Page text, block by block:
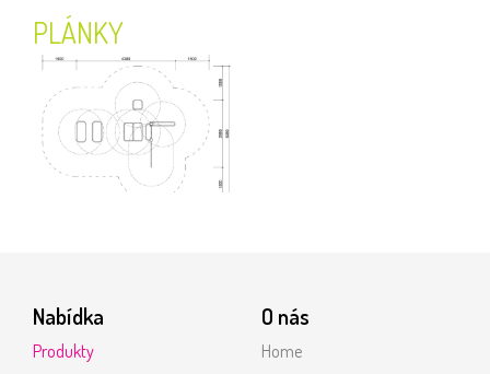
PLÁNKY
Nabídka
Produkty
O nás
Home